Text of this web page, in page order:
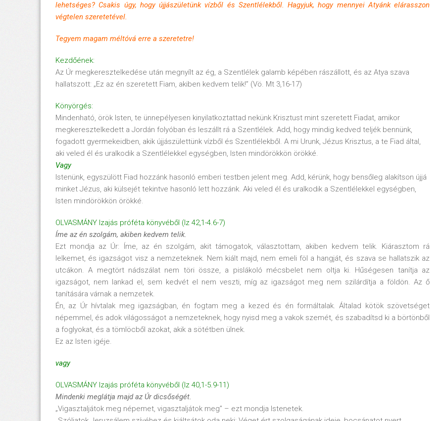
lehetséges? Csakis úgy, hogy újjászületünk vízből és Szentlélekből. Hagyjuk, hogy mennyei Atyánk elárasszon
végtelen szeretetével.
Tegyem magam méltóvá erre a szeretetre!
Kezdőének:
Az Úr megkeresztelkedése után megnyílt az ég, a Szentlélek galamb képében rászállott, és az Atya szava
hallatszott: „Ez az én szeretett Fiam, akiben kedvem telik!” (Vö. Mt 3,16-17)
Könyörgés:
Mindenható, örök Isten, te ünnepélyesen kinyilatkoztattad nekünk Krisztust mint szeretett Fiadat, amikor
megkeresztelkedett a Jordán folyóban és leszállt rá a Szentlélek. Add, hogy mindig kedved teljék bennünk,
fogadott gyermekeidben, akik újjászülettünk vízből és Szentlélekből. A mi Urunk, Jézus Krisztus, a te Fiad által,
aki veled él és uralkodik a Szentlélekkel egységben, Isten mindörökkön örökké.
Vagy
Istenünk, egyszülött Fiad hozzánk hasonló emberi testben jelent meg. Add, kérünk, hogy bensőleg alakítson újjá
minket Jézus, aki külsejét tekintve hasonló lett hozzánk. Aki veled él és uralkodik a Szentlélekkel egységben,
Isten mindörökkön örökké.
OLVASMÁNY Izajás próféta könyvéből (Iz 42,1-4.6-7)
Íme az én szolgám, akiben kedvem telik.
Ezt mondja az Úr: Íme, az én szolgám, akit támogatok, választottam, akiben kedvem telik. Kiárasztom rá
lelkemet, és igazságot visz a nemzeteknek. Nem kiált majd, nem emeli föl a hangját, és szava se hallatszik az
utcákon. A megtört nádszálat nem töri össze, a pislákoló mécsbelet nem oltja ki. Hűségesen tanítja az
igazságot, nem lankad el, sem kedvét el nem veszti, míg az igazságot meg nem szilárdítja a földön. Az ő
tanítására várnak a nemzetek.
Én, az Úr hívtalak meg igazságban, én fogtam meg a kezed és én formáltalak. Általad kötök szövetséget
népemmel, és adok világosságot a nemzeteknek, hogy nyisd meg a vakok szemét, és szabadítsd ki a börtönből
a foglyokat, és a tömlöcből azokat, akik a sötétben ülnek.
Ez az Isten igéje.
vagy
OLVASMÁNY Izajás próféta könyvéből (Iz 40,1-5.9-11)
Mindenki meglátja majd az Úr dicsőségét.
„Vigasztaljátok meg népemet, vigasztaljátok meg” – ezt mondja Istenetek.